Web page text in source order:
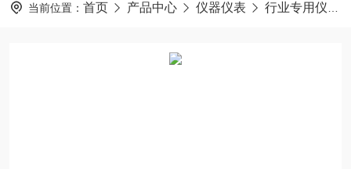
当前位置： 首页 产品中心 仪器仪表 行业专用仪器仪表